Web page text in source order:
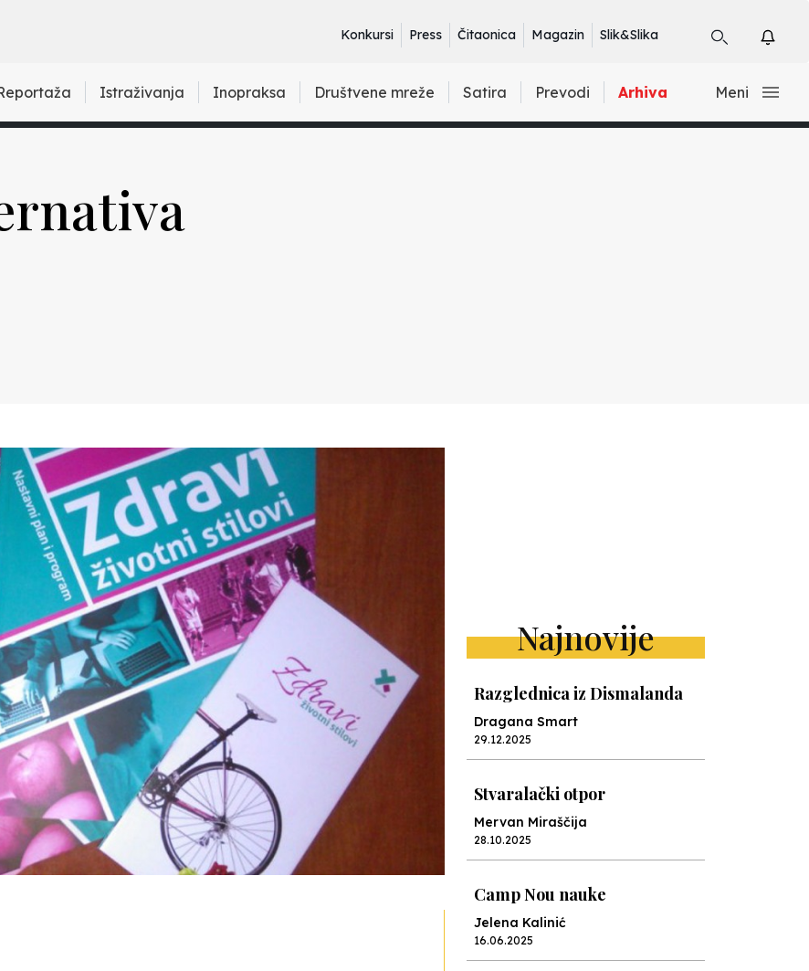
Konkursi Press Čitaonica Magazin Slik&Slika
Istraživanja Inopraksa Društvene mreže Satira Prevodi Arhiva Meni
Najnovije
Razglednica iz Dismalanda
Dragana Smart
29.12.2025
Stvaralački otpor
Mervan Miraščija
28.10.2025
Camp Nou nauke
Jelena Kalinić
16.06.2025